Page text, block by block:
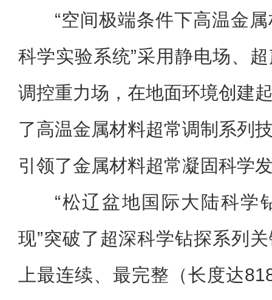
“空间极端条件下高温金
科学实验系统”采用静电场、
调控重力场，在地面环境创建
了高温金属材料超常调制系列
引领了金属材料超常凝固科学
“松辽盆地国际大陆科学
现”突破了超深科学钻探系列
上最连续、最完整（长度达